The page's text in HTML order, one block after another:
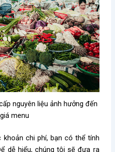
nguyên liệu ảnh hưởng đến
menu
chi phí, bạn có thể tính
dễ hiểu, chúng tôi sẽ đưa ra